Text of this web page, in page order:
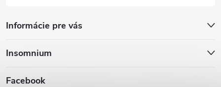
Informácie pre vás
Insomnium
Facebook